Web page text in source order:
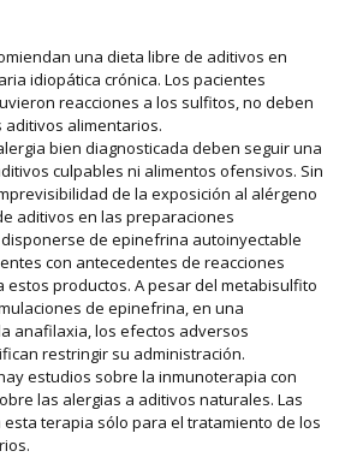
una dieta libre de aditivos en
idiopática crónica. Los pacientes
reacciones a los sulfitos, no deben
alimentarios.
bien diagnosticada deben seguir una
culpables ni alimentos ofensivos. Sin
de la exposición al alérgeno
aditivos en las preparaciones
de epinefrina autoinyectable
con antecedentes de reacciones
estos productos. A pesar del metabisulfito
de epinefrina, en una
anafilaxia, los efectos adversos
restringir su administración.
estudios sobre la inmunoterapia con
las alergias a aditivos naturales. Las
terapia sólo para el tratamiento de los